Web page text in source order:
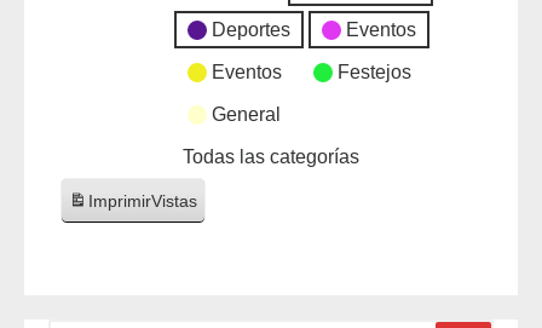
Deportes Eventos
Eventos Festejos
General
Todas las categorías
ImprimirVistas